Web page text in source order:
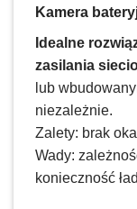
Kamera
Idealne
zasilania
lub
niezależnie.
Zalety: brak
Wady:
konieczność